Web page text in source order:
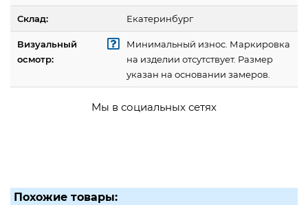
Склад: Екатеринбург
Визуальный
осмотр:
Минимальный износ. Маркировка
на изделии отсутствует. Размер
указан на основании замеров.
Мы в социальных сетях
Похожие товары: